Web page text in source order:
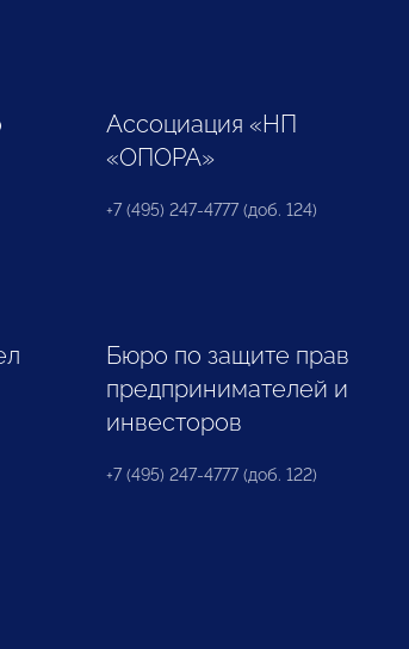
Ассоциация «НП
«ОПОРА»
+7 (495) 247-4777 (доб. 124)
Бюро по защите прав
предпринимателей и
инвесторов
+7 (495) 247-4777 (доб. 122)